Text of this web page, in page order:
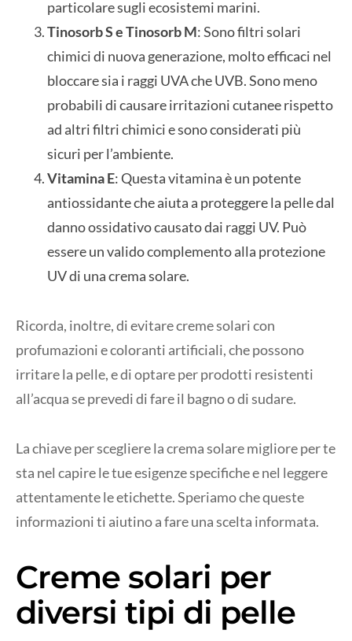
particolare sugli ecosistemi marini.
Tinosorb S e Tinosorb M: Sono filtri solari
chimici di nuova generazione, molto efficaci nel
bloccare sia i raggi UVA che UVB. Sono meno
probabili di causare irritazioni cutanee rispetto
ad altri filtri chimici e sono considerati più
sicuri per l’ambiente.
Vitamina E: Questa vitamina è un potente
antiossidante che aiuta a proteggere la pelle dal
danno ossidativo causato dai raggi UV. Può
essere un valido complemento alla protezione
UV di una crema solare.
Ricorda, inoltre, di evitare creme solari con
profumazioni e coloranti artificiali, che possono
irritare la pelle, e di optare per prodotti resistenti
all’acqua se prevedi di fare il bagno o di sudare.
La chiave per scegliere la crema solare migliore per te
sta nel capire le tue esigenze specifiche e nel leggere
attentamente le etichette. Speriamo che queste
informazioni ti aiutino a fare una scelta informata.
Creme solari per
diversi tipi di pelle